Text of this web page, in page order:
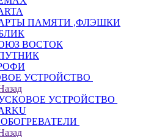
ПАМЯТИ ,ФЛЭШКИ
ВОСТОК
УСТРОЙСТВО
УСТРОЙСТВО